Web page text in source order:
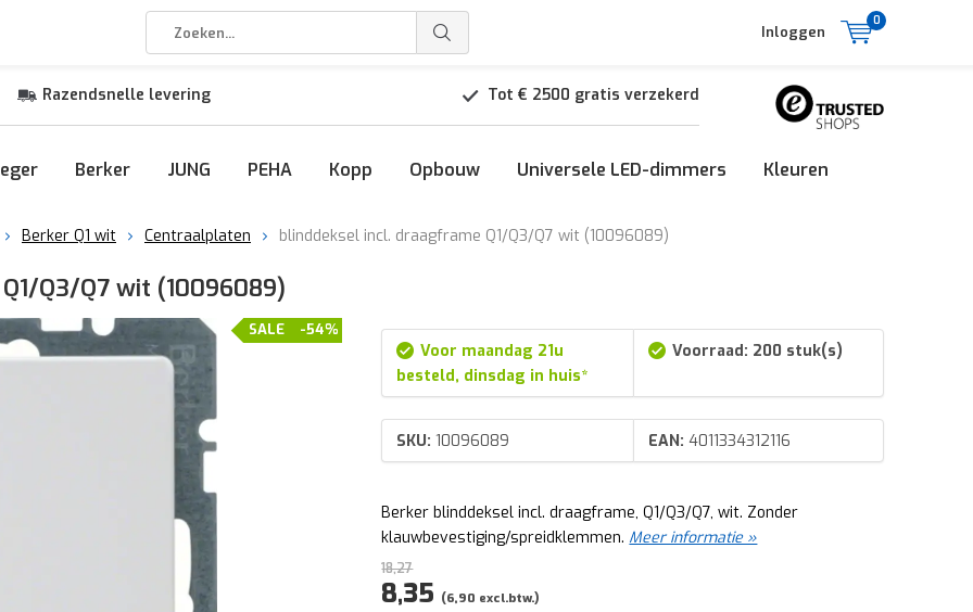
Inloggen
0
Razendsnelle levering Tot € 2500 gratis verzekerd
Berker JUNG PEHA Kopp Opbouw Universele LED-dimmers Kleuren
Berker Q1 wit Centraalplaten blinddeksel incl. draagframe Q1/Q3/Q7 wit (10096089)
Q3/Q7 wit (10096089)
-54%
SALE
Voor maandag 21u
besteld, dinsdag in huis*
Voorraad: 200 stuk(s)
SKU: 10096089 EAN: 4011334312116
Berker blinddeksel incl. draagframe, Q1/Q3/Q7, wit. Zonder
klauwbevestiging/spreidklemmen. Meer informatie »
18,27
8,35 (6,90 excl.btw.)